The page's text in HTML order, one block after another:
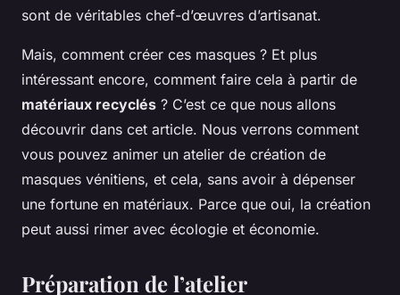
sont de véritables chef-d’œuvres d’artisanat.
Mais, comment créer ces masques ? Et plus
intéressant encore, comment faire cela à partir de
matériaux recyclés ? C’est ce que nous allons
découvrir dans cet article. Nous verrons comment
vous pouvez animer un atelier de création de
masques vénitiens, et cela, sans avoir à dépenser
une fortune en matériaux. Parce que oui, la création
peut aussi rimer avec écologie et économie.
Préparation de l’atelier